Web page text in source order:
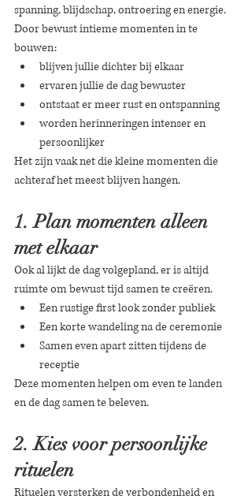
spanning, blijdschap, ontroering en energie.
Door bewust intieme momenten in te
bouwen:
blijven jullie dichter bij elkaar
ervaren jullie de dag bewuster
ontstaat er meer rust en ontspanning
worden herinneringen intenser en
persoonlijker
Het zijn vaak net die kleine momenten die
achteraf het meest blijven hangen.
1. Plan momenten alleen
met elkaar
Ook al lijkt de dag volgepland, er is altijd
ruimte om bewust tijd samen te creëren.
Een rustige first look zonder publiek
Een korte wandeling na de ceremonie
Samen even apart zitten tijdens de
receptie
Deze momenten helpen om even te landen
en de dag samen te beleven.
2. Kies voor persoonlijke
rituelen
Rituelen versterken de verbondenheid en